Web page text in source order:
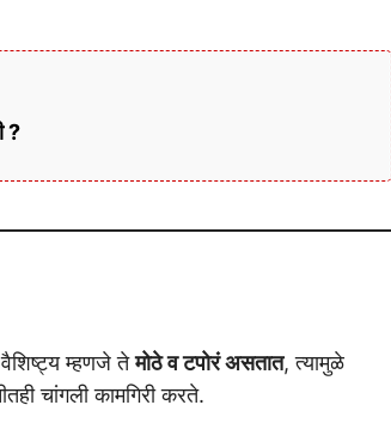
?
वैशिष्ट्य म्हणजे तेमोठे व टपोरं असतात, त्यामुळे
चांगली कामगिरी करते.